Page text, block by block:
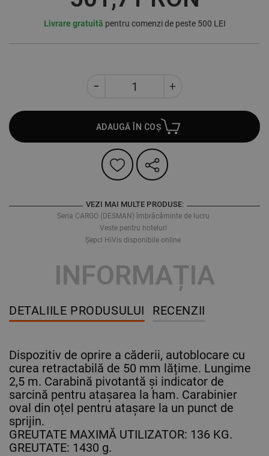
Livrare gratuită pentru comenzi de peste 500 LEI
ADAUGĂ ÎN COȘ
VEZI MAI MULTE PRODUSE:
Seria CARGO (DESMAN) îmbrăcăminte de lucru
Veste pentru hoteluri
Șepci HiVis disponibile online
INFORMAȚIA
DETALIILE PRODUSULUI RECENZII
Dispozitiv de oprire a căderii, autoblocare cu
curea retractabilă de 50 mm lățime. Lungime
2,5 m. Carabină pivotantă și indicator de
sarcină pentru atașarea la ham. Carabinier
oval din oțel pentru atașare la un punct de
sprijin.
GREUTATE MAXIMĂ UTILIZATOR: 136 KG.
GREUTATE: 1430 g.